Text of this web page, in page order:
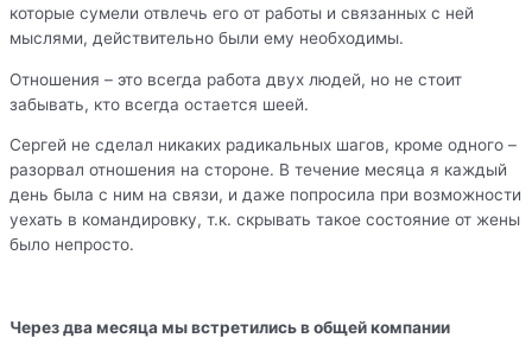
которые сумели отвлечь его от работы и связанных с ней
мыслями, действительно были ему необходимы.
Отношения – это всегда работа двух людей, но не стоит
забывать, кто всегда остается шеей.
Сергей не сделал никаких радикальных шагов, кроме одного –
разорвал отношения на стороне. В течение месяца я каждый
день была с ним на связи, и даже попросила при возможности
уехать в командировку, т.к. скрывать такое состояние от жены
было непросто.
Через два месяца мы встретились в общей компании